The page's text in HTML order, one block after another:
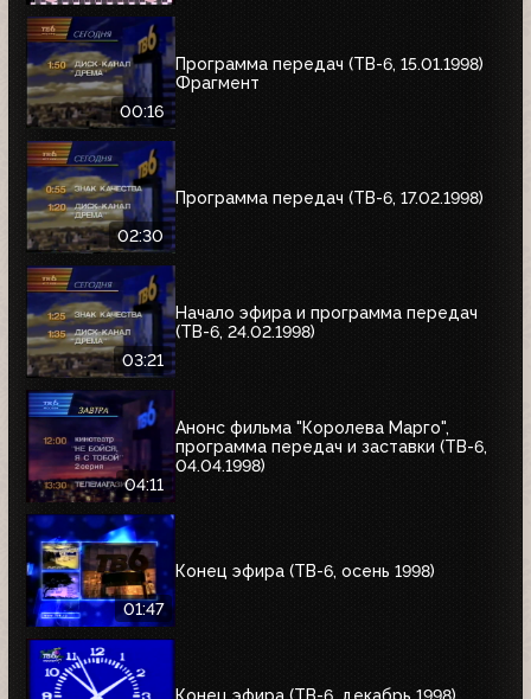
00:16
Программа передач (ТВ-6, 15.01.1998)
Фрагмент
02:30
Программа передач (ТВ-6, 17.02.1998)
03:21
Начало эфира и программа передач
(ТВ-6, 24.02.1998)
04:11
Анонс фильма "Королева Марго",
программа передач и заставки (ТВ-6,
04.04.1998)
01:47
Конец эфира (ТВ-6, осень 1998)
Конец эфира (ТВ-6, декабрь 1998)